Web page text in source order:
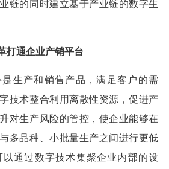
链的同时建立基于产业链的数字生
打通企业产销平台
生产和销售产品，满足客户的需
技术整合利用离散性资源，促进产
对生产风险的管控，使企业能够在
多品种、小批量生产之间进行更低
通过数字技术集聚企业内部的设